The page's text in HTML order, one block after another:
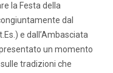
la Festa della
dal
e dall’Ambasciata
un momento
tradizioni che